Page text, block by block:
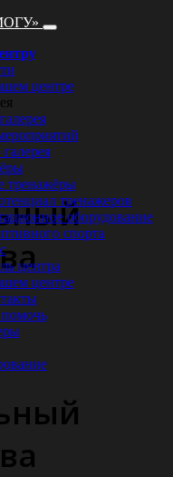
центре
тренажёры
тренажеров
оборудование
спорта
центра
центре